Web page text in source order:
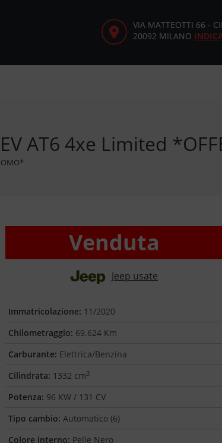
VIA MATTEOTTI 66 -
20092 MILANO
AT6 4xe Limited
Venduta
Jeep usate
Immatricolazione: 11/2020
Chilometraggio: 69.624 Km
Carburante: Elettrica/Benzina
Cilindrata: 1332 cm3
Potenza: 96 KW / 131 CV
Tipo cambio: Automatico (6)
Colore interno: Pelle Nero